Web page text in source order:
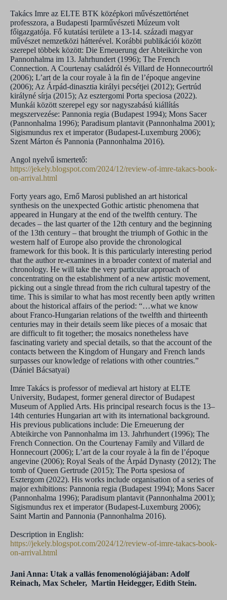
Takács Imre az ELTE BTK középkori művészettörténet
professzora, a Budapesti Iparművészeti Múzeum volt
főigazgatója. Fő kutatási területe a 13-14. századi magyar
művészet nemzetközi hátterével. Korábbi publikációi között
szerepel többek között: Die Erneuerung der Abteikirche von
Pannonhalma im 13. Jahrhundert (1996); The French
Connection. A Courtenay családról és Villard de Honnecourtról
(2006); L’art de la cour royale à la fin de l’époque angevine
(2006); Az Árpád-dinasztia királyi pecsétjei (2012); Gertrúd
királyné sírja (2015); Az esztergomi Porta speciosa (2022).
Munkái között szerepel egy sor nagyszabású kiállítás
megszervezése: Pannonia regia (Budapest 1994); Mons Sacer
(Pannonhalma 1996); Paradisum plantavit (Pannonhalma 2001);
Sigismundus rex et imperator (Budapest-Luxemburg 2006);
Szent Márton és Pannonia (Pannonhalma 2016).
Angol nyelvű ismertető:
https://jekely.blogspot.com/2024/12/review-of-imre-takacs-book-
on-arrival.html
Forty years ago, Ernő Marosi published an art historical
synthesis on the unexpected Gothic artistic phenomena that
appeared in Hungary at the end of the twelfth century. The
decades – the last quarter of the 12th century and the beginning
of the 13th century – that brought the triumph of Gothic in the
western half of Europe also provide the chronological
framework for this book. It is this particularly interesting period
that the author re-examines in a broader context of material and
chronology. He will take the very particular approach of
concentrating on the establishment of a new artistic movement,
picking out a single thread from the rich cultural tapestry of the
time. This is similar to what has most recently been aptly written
about the historical affairs of the period: “…what we know
about Franco-Hungarian relations of the twelfth and thirteenth
centuries may in their details seem like pieces of a mosaic that
are difficult to fit together; the mosaics nonetheless have
fascinating variety and special details, so that the account of the
contacts between the Kingdom of Hungary and French lands
surpasses our knowledge of relations with other countries.”
(Dániel Bácsatyai)
Imre Takács is professor of medieval art history at ELTE
University, Budapest, former general director of Budapest
Museum of Applied Arts. His principal research focus is the 13–
14th centuries Hungarian art with its international background.
His previous publications include: Die Erneuerung der
Abteikirche von Pannonhalma im 13. Jahrhundert (1996); The
French Connection. On the Courtenay Family and Villard de
Honnecourt (2006); L’art de la cour royale à la fin de l’époque
angevine (2006); Royal Seals of the Árpád Dynasty (2012); The
tomb of Queen Gertrude (2015); The Porta spesiosa of
Esztergom (2022). His works include organisation of a series of
major exhibitions: Pannonia regia (Budapest 1994); Mons Sacer
(Pannonhalma 1996); Paradisum plantavit (Pannonhalma 2001);
Sigismundus rex et imperator (Budapest-Luxemburg 2006);
Saint Martin and Pannonia (Pannonhalma 2016).
Description in English:
https://jekely.blogspot.com/2024/12/review-of-imre-takacs-book-
on-arrival.html
Jani Anna: Utak a vallás fenomenológiájában: Adolf
Reinach, Max Scheler, Martin Heidegger, Edith Stein.